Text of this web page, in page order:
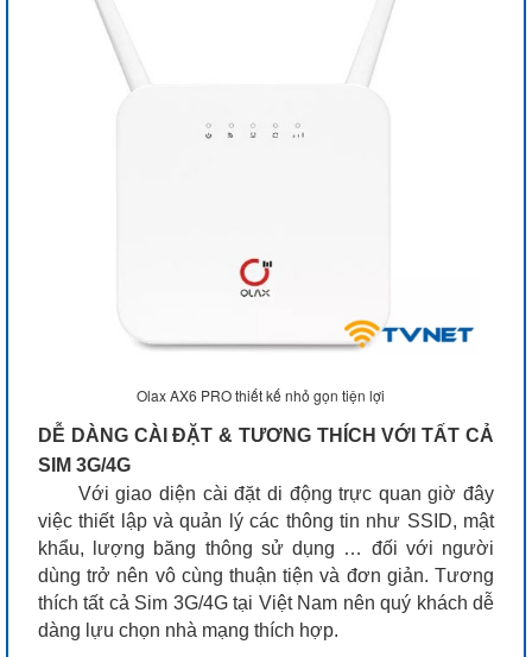
Olax AX6 PRO thiết kế nhỏ gọn tiện lợi
DỄ DÀNG CÀI ĐẶT & TƯƠNG THÍCH VỚI TẤT CẢ
SIM 3G/4G
Với giao diện cài đặt di động trực quan giờ đây
việc thiết lập và quản lý các thông tin như SSID, mật
khẩu, lượng băng thông sử dụng … đối với người
dùng trở nên vô cùng thuận tiện và đơn giản. Tương
thích tất cả Sim 3G/4G tại Việt Nam nên quý khách dễ
dàng lựu chọn nhà mạng thích hợp.